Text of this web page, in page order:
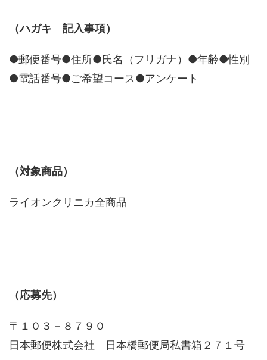
（ハガキ 記入事項）
●郵便番号●住所●氏名（フリガナ）●年齢●性別
●電話番号●ご希望コース●アンケート
（対象商品）
ライオンクリニカ全商品
（応募先）
〒１０３－８７９０
日本郵便株式会社 日本橋郵便局私書箱２７１号